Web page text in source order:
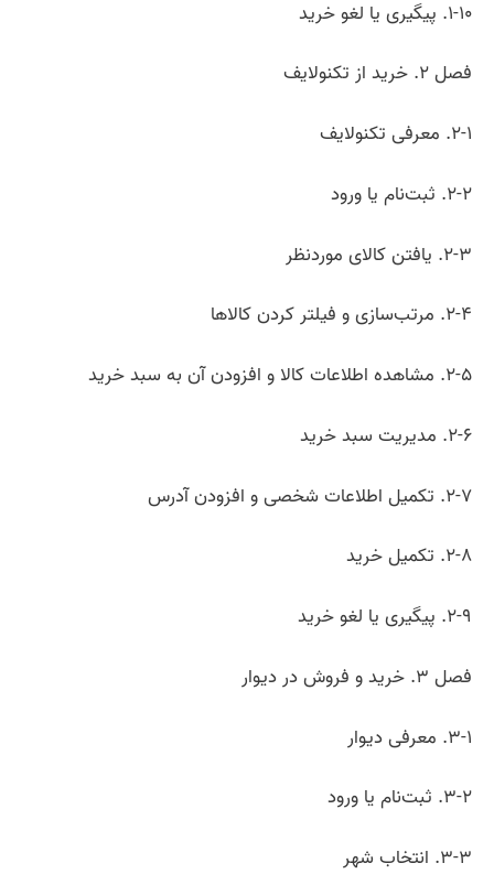
۱-۱۰. پیگیری یا لغو خرید
فصل ۲. خرید از تکنولایف
۲-۱. معرفی تکنولایف
۲-۲. ثبت‌نام یا ورود
۲-۳. یافتن کالای موردنظر
۲-۴. مرتب‌سازی و فیلتر کردن کالاها
۲-۵. مشاهده اطلاعات کالا و افزودن آن به سبد خرید
۲-۶. مدیریت سبد خرید
۲-۷. تکمیل اطلاعات شخصی و افزودن آدرس
۲-۸. تکمیل خرید
۲-۹. پیگیری یا لغو خرید
فصل ۳. خرید و فروش در دیوار
۳-۱. معرفی دیوار
۳-۲. ثبت‌نام یا ورود
۳-۳. انتخاب شهر